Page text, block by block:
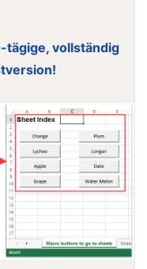
tägige, vollständig